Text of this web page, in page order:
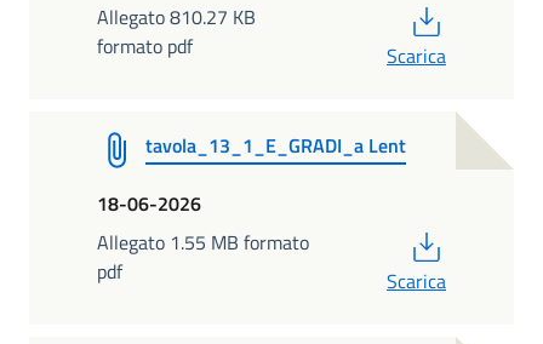
Allegato 810.27 KB
formato pdf
Scarica
tavola_13_1_E_GRADI_a Lent
18-06-2026
Allegato 1.55 MB formato
pdf
Scarica